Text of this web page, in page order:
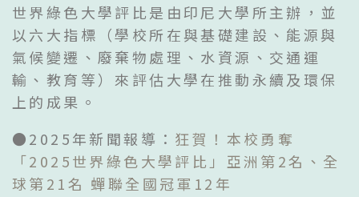
世界綠色大學評比是由印尼大學所主辦，並
以六大指標（學校所在與基礎建設、能源與
氣候變遷、廢棄物處理、水資源、交通運
輸、教育等）來評估大學在推動永續及環保
上的成果。
●2025年新聞報導： 狂賀！本校勇奪
「2025世界綠色大學評比」亞洲第2名、全
球第21名 蟬聯全國冠軍12年